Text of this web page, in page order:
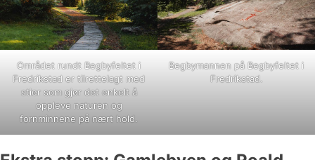
Området rundt Begbyfeltet i
Fredrikstad er tilrettelagt med
stier som gjør det enkelt å
oppleve naturen og
fornminnene på nært hold.
Begbymannen på Begbyfeltet i
Fredrikstad.